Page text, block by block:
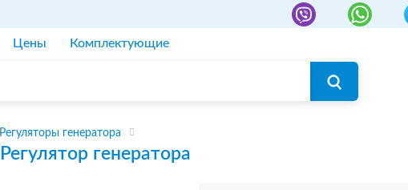
Цены Комплектующие
Регуляторы генератора
Регулятор генератора